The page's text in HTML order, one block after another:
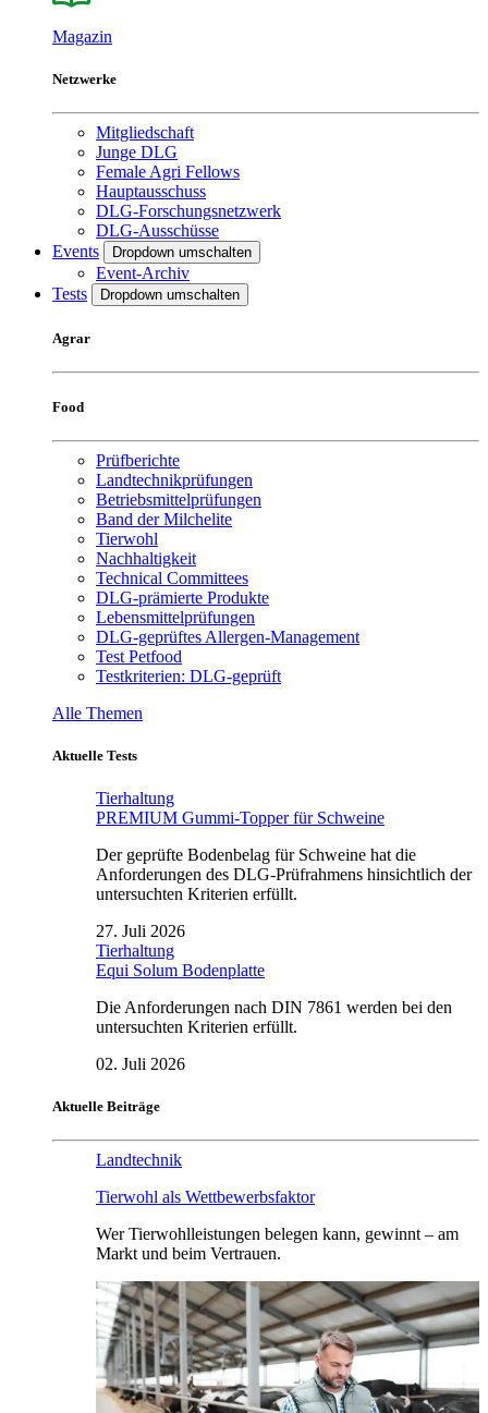
Magazin
Netzwerke
Mitgliedschaft
Junge DLG
Female Agri Fellows
Hauptausschuss
DLG-Forschungsnetzwerk
DLG-Ausschüsse
Events
Dropdown umschalten
Event-Archiv
Tests
Dropdown umschalten
Agrar
Food
Prüfberichte
Landtechnikprüfungen
Betriebsmittelprüfungen
Band der Milchelite
Tierwohl
Nachhaltigkeit
Technical Committees
DLG-prämierte Produkte
Lebensmittelprüfungen
DLG-geprüftes Allergen-Management
Test Petfood
Testkriterien: DLG-geprüft
Alle Themen
Aktuelle Tests
Tierhaltung
PREMIUM Gummi-Topper für Schweine
Der geprüfte Bodenbelag für Schweine hat die
Anforderungen des DLG-Prüfrahmens hinsichtlich der
untersuchten Kriterien erfüllt.
27. Juli 2026
Tierhaltung
Equi Solum Bodenplatte
Die Anforderungen nach DIN 7861 werden bei den
untersuchten Kriterien erfüllt.
02. Juli 2026
Aktuelle Beiträge
Landtechnik
Tierwohl als Wettbewerbsfaktor
Wer Tierwohlleistungen belegen kann, gewinnt – am
Markt und beim Vertrauen.